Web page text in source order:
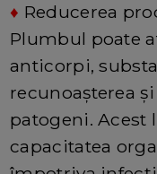
♦ Reducerea
Plumbul poate
anticorpi,
recunoașterea
patogeni.
capacitatea